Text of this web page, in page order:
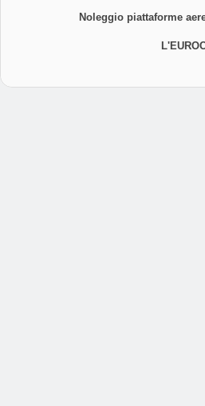
Noleggio piattaforme